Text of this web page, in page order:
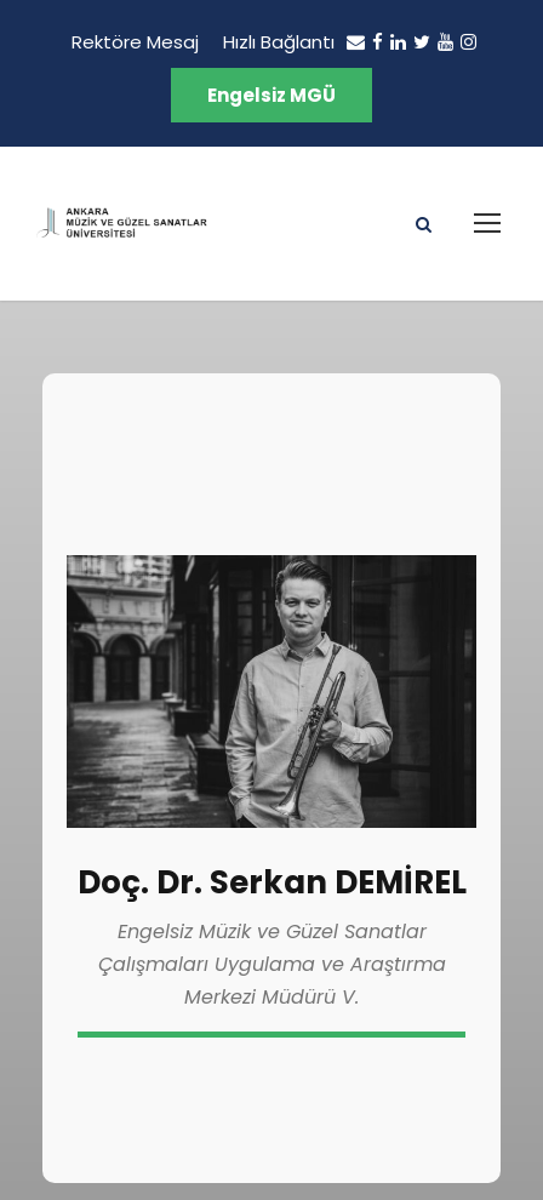
Rektöre Mesaj Hızlı Bağlantı
Engelsiz MGÜ
Doç. Dr. Serkan DEMİREL
Engelsiz Müzik ve Güzel Sanatlar
Çalışmaları Uygulama ve Araştırma
Merkezi Müdürü V.